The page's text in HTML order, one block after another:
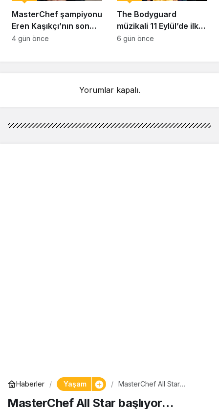
MasterChef şampiyonu
Eren Kaşıkçı’nın son
anlarındaki kahreden
4 gün önce
The Bodyguard
müzikali 11 Eylül’de ilk
kez Türkiye’de
6 gün önce
Yorumlar kapalı.
Haberler Yaşam
MasterChef All Star
Türkiye’nin yeni jürisi belli
MasterChef All Star başlıyor…